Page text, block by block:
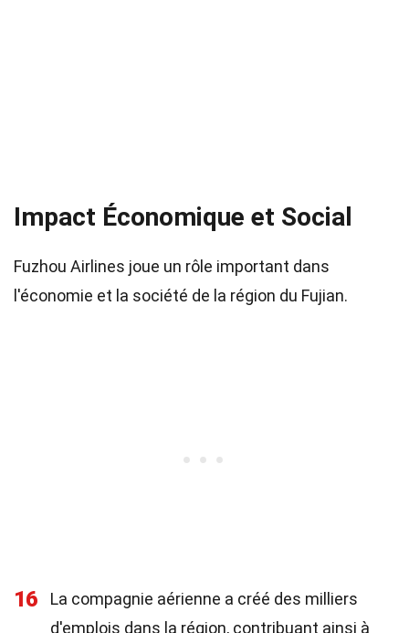
Impact Économique et Social
Fuzhou Airlines joue un rôle important dans
l'économie et la société de la région du Fujian.
16
La compagnie aérienne a créé des milliers
d'emplois dans la région, contribuant ainsi à